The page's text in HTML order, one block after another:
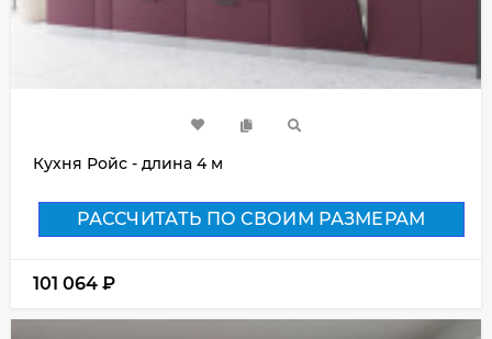
Кухня Ройс - длина 4 м
РАССЧИТАТЬ ПО СВОИМ РАЗМЕРАМ
101 064 ₽